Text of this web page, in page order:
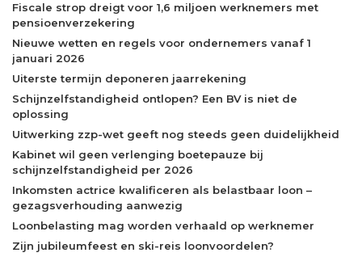
Fiscale strop dreigt voor 1,6 miljoen werknemers met
pensioenverzekering
Nieuwe wetten en regels voor ondernemers vanaf 1
januari 2026
Uiterste termijn deponeren jaarrekening
Schijnzelfstandigheid ontlopen? Een BV is niet de
oplossing
Uitwerking zzp-wet geeft nog steeds geen duidelijkheid
Kabinet wil geen verlenging boetepauze bij
schijnzelfstandigheid per 2026
Inkomsten actrice kwalificeren als belastbaar loon –
gezagsverhouding aanwezig
Loonbelasting mag worden verhaald op werknemer
Zijn jubileumfeest en ski-reis loonvoordelen?